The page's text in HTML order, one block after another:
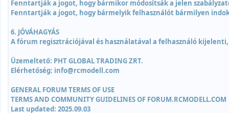
Fenntartják a jogot, hogy bármikor módosítsák a jelen
Fenntartják a jogot, hogy bármelyik felhasználót bármilyen
6. JÓVÁHAGYÁS
A fórum regisztrációjával és használatával a felhasználó
Üzemeltető: PHT GLOBAL TRADING ZRT.
Elérhetőség: info@rcmodell.com
GENERAL FORUM TERMS OF USE
TERMS AND COMMUNITY GUIDELINES OF FORUM.RCMODELL.COM
Last updated: 2025.09.03